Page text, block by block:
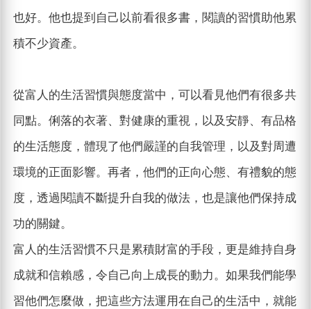
也好。他也提到自己以前看很多書，閱讀的習慣助他累
積不少資產。
從富人的生活習慣與態度當中，可以看見他們有很多共
同點。俐落的衣著、對健康的重視，以及安靜、有品格
的生活態度，體現了他們嚴謹的自我管理，以及對周遭
環境的正面影響。再者，他們的正向心態、有禮貌的態
度，透過閱讀不斷提升自我的做法，也是讓他們保持成
功的關鍵。
富人的生活習慣不只是累積財富的手段，更是維持自身
成就和信賴感，令自己向上成長的動力。如果我們能學
習他們怎麼做，把這些方法運用在自己的生活中，就能